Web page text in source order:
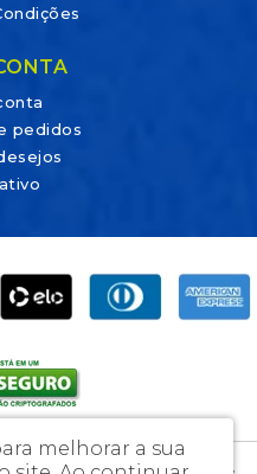
pedidos
melhorar a sua